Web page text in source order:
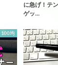
に急げ！テ
ゲッ…
100均